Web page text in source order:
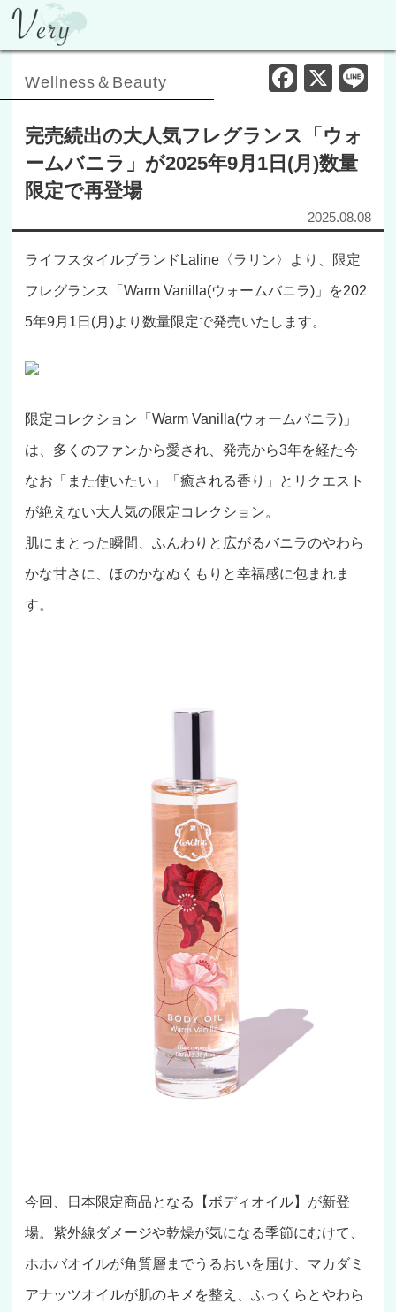
Wellness＆Beauty
完売続出の大人気フレグランス「ウォ
ームバニラ」が2025年9月1日(月)数量
限定で再登場
2025.08.08
F
c
e
o
o
k
X
ライフスタイルブランドLaline〈ラリン〉より、限定
フレグランス「Warm Vanilla(ウォームバニラ)」を202
5年9月1日(月)より数量限定で発売いたします。
限定コレクション「Warm Vanilla(ウォームバニラ)」
は、多くのファンから愛され、発売から3年を経た今
なお「また使いたい」「癒される香り」とリクエスト
が絶えない大人気の限定コレクション。
肌にまとった瞬間、ふんわりと広がるバニラのやわら
かな甘さに、ほのかなぬくもりと幸福感に包まれま
す。
今回、日本限定商品となる【ボディオイル】が新登
場。紫外線ダメージや乾燥が気になる季節にむけて、
ホホバオイルが角質層までうるおいを届け、マカダミ
アナッツオイルが肌のキメを整え、ふっくらとやわら